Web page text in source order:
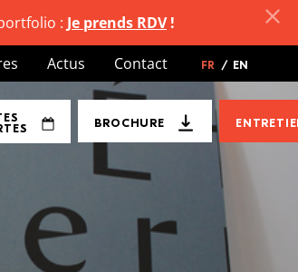
Actus Contact FR / EN
BROCHURE
: Je prends RDV!